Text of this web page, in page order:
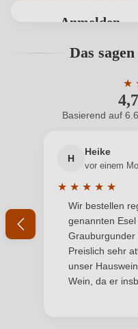
Hersteller
adresse
Cosmo
Anmelden
Benutzern
Neuer
Ihre E-Mail-Adresse
Ihr Passwort
Das
★
Basierend auf
H
Heike
vor einem
★ ★ ★ ★ ★
Wir bestellen
genannten
Grauburgunder
Preislich sehr
unser
Wein, da er